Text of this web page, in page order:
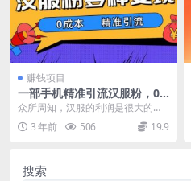
赚钱项目
一部手机精准引流汉服粉，0
成本多种变现方式，小白月入
众所周知，汉服的利润是很大的，
需求量也是非常大，所以说我们可
以抓住这一点，利用穿...
3 年前 506 19.9
搜索